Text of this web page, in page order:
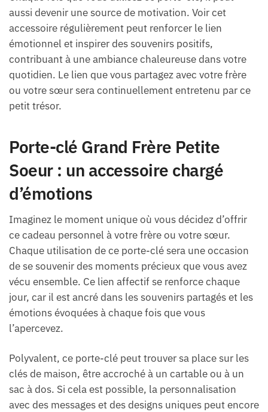
aussi devenir une source de motivation. Voir cet
accessoire régulièrement peut renforcer le lien
émotionnel et inspirer des souvenirs positifs,
contribuant à une ambiance chaleureuse dans votre
quotidien. Le lien que vous partagez avec votre frère
ou votre sœur sera continuellement entretenu par ce
petit trésor.
Porte-clé Grand Frère Petite
Soeur : un accessoire chargé
d’émotions
Imaginez le moment unique où vous décidez d’offrir
ce cadeau personnel à votre frère ou votre sœur.
Chaque utilisation de ce porte-clé sera une occasion
de se souvenir des moments précieux que vous avez
vécu ensemble. Ce lien affectif se renforce chaque
jour, car il est ancré dans les souvenirs partagés et les
émotions évoquées à chaque fois que vous
l’apercevez.
Polyvalent, ce porte-clé peut trouver sa place sur les
clés de maison, être accroché à un cartable ou à un
sac à dos. Si cela est possible, la personnalisation
avec des messages et des designs uniques peut encore